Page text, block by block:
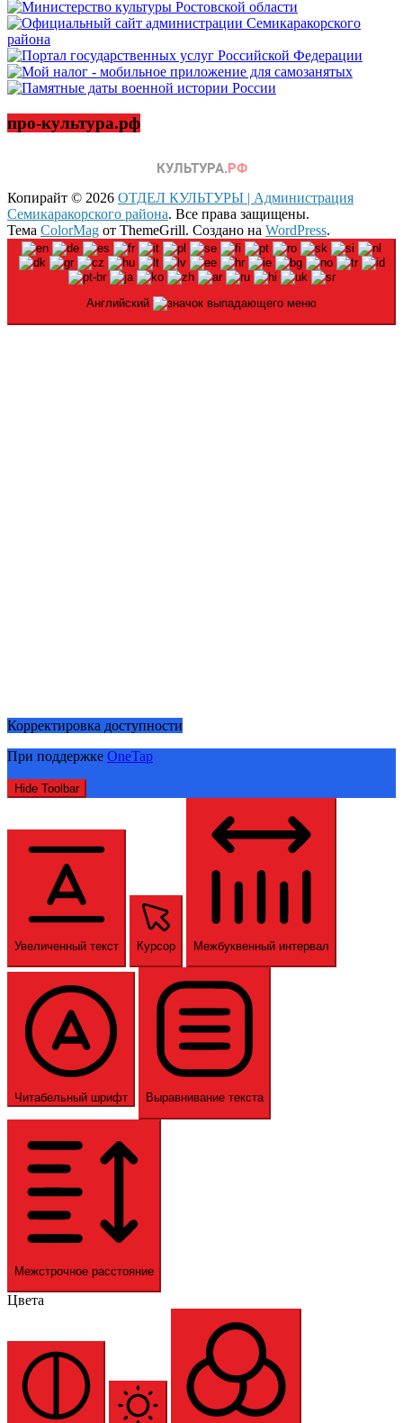
про-культура.рф
Копирайт © 2026 ОТДЕЛ КУЛЬТУРЫ | Администрация
Семикаракорского района. Все права защищены.
Тема ColorMag от ThemeGrill. Создано на WordPress.
Английский
Корректировка доступности
При поддержке OneTap
Hide Toolbar
Увеличенный текст Курсор Межбуквенный интервал
Читабельный шрифт Выравнивание текста
Межстрочное расстояние
Цвета